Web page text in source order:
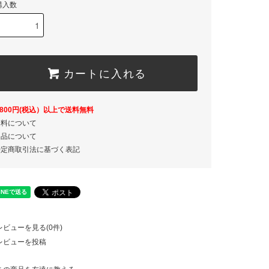
入数
カートに入れる
円(税込）以上で送料無料
について
について
商取引法に基づく表記
ビューを見る(0件)
ビューを投稿